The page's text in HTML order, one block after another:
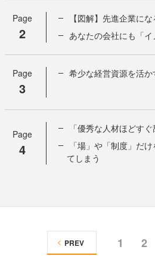
Page
2
【図解】先進企業に
あなたの会社にも「イ
Page
3
希少な経営資源を活
Page
4
「優秀な人材ほどす
「場」や「制度」だ
てしまう
1 2
PREV